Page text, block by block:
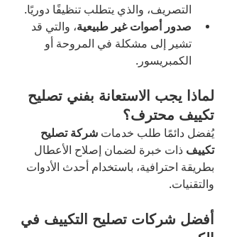
التصريف، والذي يتطلب تنظيفًا دوريًا.
صدور أصوات غير طبيعية، والتي قد
تشير إلى مشكلة في المروحة أو
الكمبريسور.
لماذا يجب الاستعانة بفني تصليح
تكييف محترف؟
يُفضل دائمًا طلب خدمات شركة تصليح
تكييف ذات خبرة لضمان إصلاح الأعطال
بطريقة احترافية، باستخدام أحدث الأدوات
والتقنيات.
أفضل شركات تصليح التكييف في